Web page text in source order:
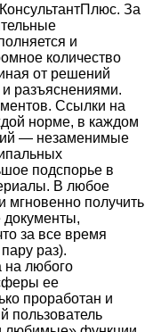
За
и
количество
от решений
разъяснениями.
Ссылки на
норме, в каждом
— незаменимые
подспорье в
В любое
мгновенно получить
документы,
за все время
раз).
на любого
ее
проработан и
пользователь